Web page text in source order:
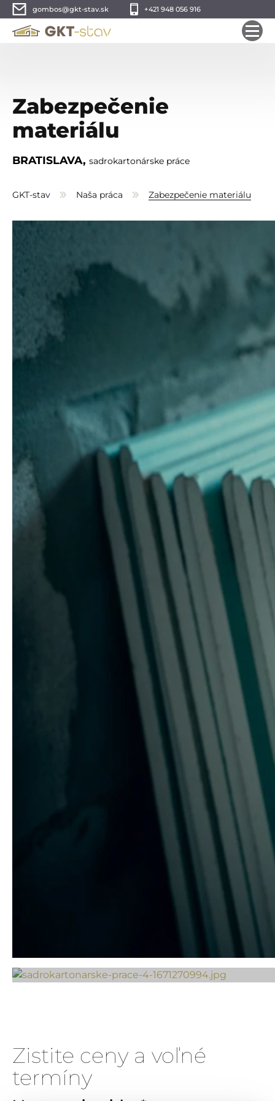
gombos@gkt-stav.sk +421 948 056 916
Zabezpečenie
materiálu
BRATISLAVA, sadrokartonárske práce
GKT-stav Naša práca Zabezpečenie materiálu
Zistite ceny a voľné
termíny